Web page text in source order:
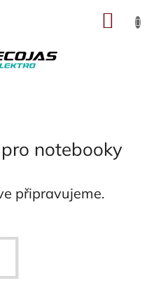
notebooky
připravujeme.